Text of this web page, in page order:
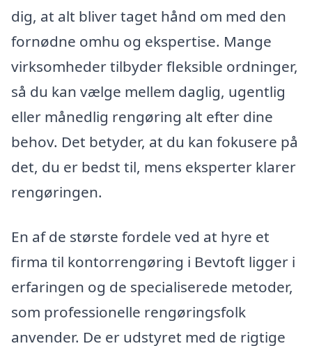
dig, at alt bliver taget hånd om med den
fornødne omhu og ekspertise. Mange
virksomheder tilbyder fleksible ordninger,
så du kan vælge mellem daglig, ugentlig
eller månedlig rengøring alt efter dine
behov. Det betyder, at du kan fokusere på
det, du er bedst til, mens eksperter klarer
rengøringen.
En af de største fordele ved at hyre et
firma til kontorrengøring i Bevtoft ligger i
erfaringen og de specialiserede metoder,
som professionelle rengøringsfolk
anvender. De er udstyret med de rigtige